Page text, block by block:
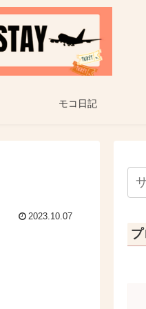
モコ日記
2023.10.07